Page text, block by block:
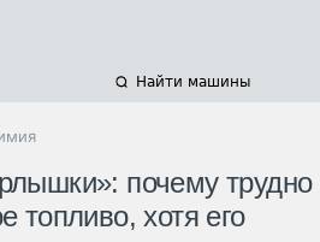
Найти машины
почему трудно
топливо, хотя его